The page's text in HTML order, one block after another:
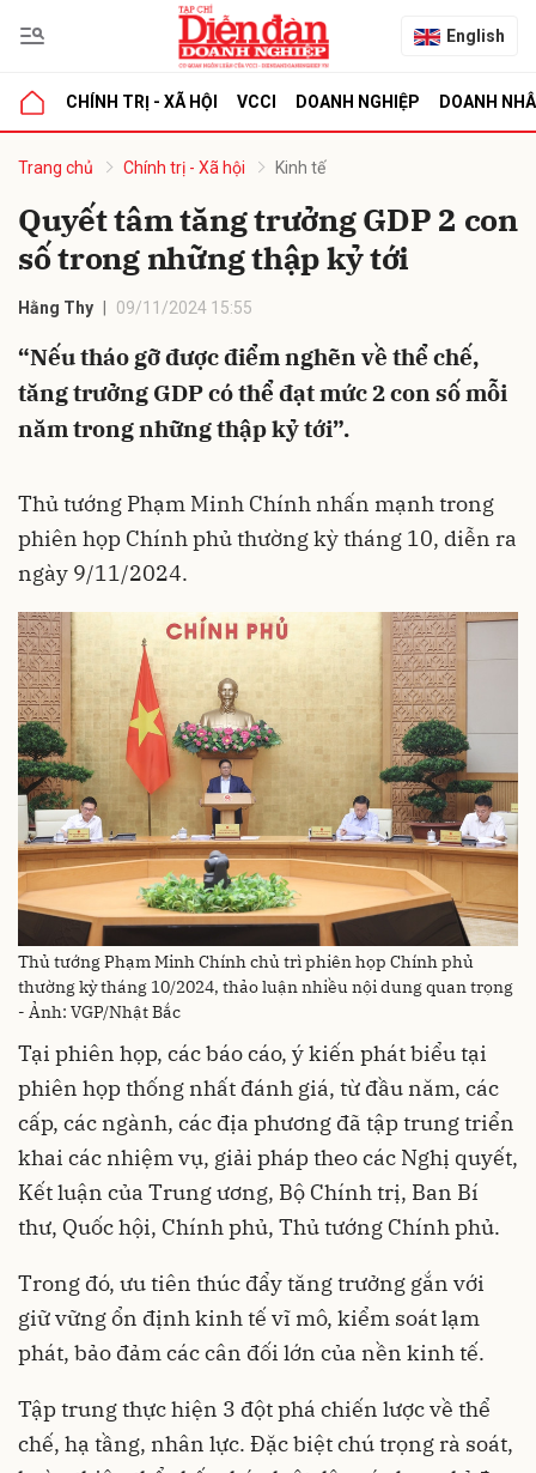
English
CHÍNH TRỊ - XÃ HỘI VCCI DOANH NGHIỆP DOANH
Trang chủ Chính trị - Xã hội Kinh tế
Quyết tâm tăng trưởng GDP 2 con
số trong những thập kỷ tới
Hằng Thy 09/11/2024 15:55
“Nếu tháo gỡ được điểm nghẽn về thể chế,
tăng trưởng GDP có thể đạt mức 2 con số mỗi
năm trong những thập kỷ tới”.
Thủ tướng Phạm Minh Chính nhấn mạnh trong
phiên họp Chính phủ thường kỳ tháng 10, diễn ra
ngày 9/11/2024.
Thủ tướng Phạm Minh Chính chủ trì phiên họp Chính phủ
thường kỳ tháng 10/2024, thảo luận nhiều nội dung quan trọng
- Ảnh: VGP/Nhật Bắc
Tại phiên họp, các báo cáo, ý kiến phát biểu tại
phiên họp thống nhất đánh giá, từ đầu năm, các
cấp, các ngành, các địa phương đã tập trung triển
khai các nhiệm vụ, giải pháp theo các Nghị quyết,
Kết luận của Trung ương, Bộ Chính trị, Ban Bí
thư, Quốc hội, Chính phủ, Thủ tướng Chính phủ.
Trong đó, ưu tiên thúc đẩy tăng trưởng gắn với
giữ vững ổn định kinh tế vĩ mô, kiểm soát lạm
phát, bảo đảm các cân đối lớn của nền kinh tế.
Tập trung thực hiện 3 đột phá chiến lược về thể
chế, hạ tầng, nhân lực. Đặc biệt chú trọng rà soát,
luận
Hủy